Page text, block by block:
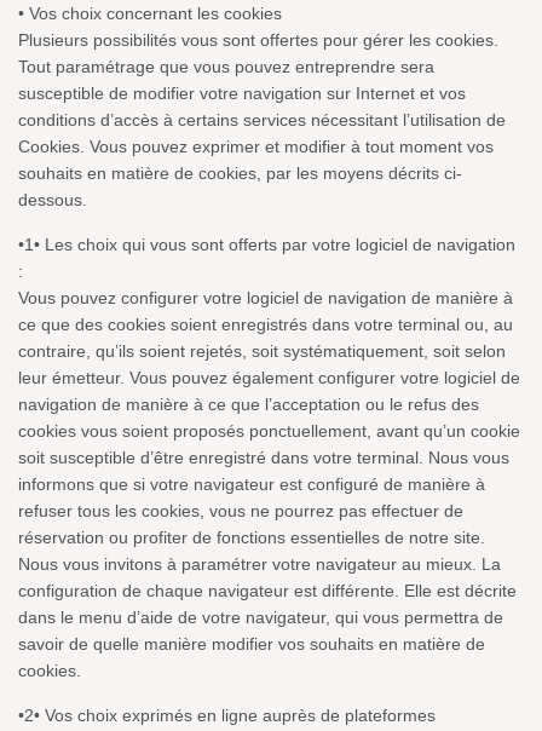
• Vos choix concernant les cookies
Plusieurs possibilités vous sont offertes pour gérer les cookies.
Tout paramétrage que vous pouvez entreprendre sera
susceptible de modifier votre navigation sur Internet et vos
conditions d’accès à certains services nécessitant l’utilisation de
Cookies. Vous pouvez exprimer et modifier à tout moment vos
souhaits en matière de cookies, par les moyens décrits ci-
dessous.
•1• Les choix qui vous sont offerts par votre logiciel de navigation
:
Vous pouvez configurer votre logiciel de navigation de manière à
ce que des cookies soient enregistrés dans votre terminal ou, au
contraire, qu’ils soient rejetés, soit systématiquement, soit selon
leur émetteur. Vous pouvez également configurer votre logiciel de
navigation de manière à ce que l’acceptation ou le refus des
cookies vous soient proposés ponctuellement, avant qu’un cookie
soit susceptible d’être enregistré dans votre terminal. Nous vous
informons que si votre navigateur est configuré de manière à
refuser tous les cookies, vous ne pourrez pas effectuer de
réservation ou profiter de fonctions essentielles de notre site.
Nous vous invitons à paramétrer votre navigateur au mieux. La
configuration de chaque navigateur est différente. Elle est décrite
dans le menu d’aide de votre navigateur, qui vous permettra de
savoir de quelle manière modifier vos souhaits en matière de
cookies.
•2• Vos choix exprimés en ligne auprès de plateformes